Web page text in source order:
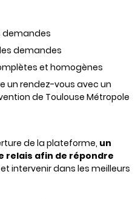
demandes
demandes
et homogènes
un rendez-vous avec un
de Toulouse Métropole
de la plateforme, un
relais afin de répondre
et intervenir dans les meilleurs